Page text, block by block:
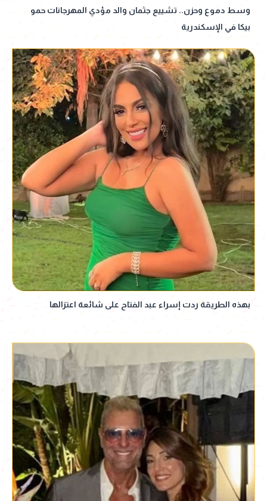
وسط دموع وحزن.. تشييع جثمان والد مؤدي المهرجانات حمو
بيكا في الإسكندرية
بهذه الطريقة ردت إسراء عبد الفتاح على شائعة اعتزالها